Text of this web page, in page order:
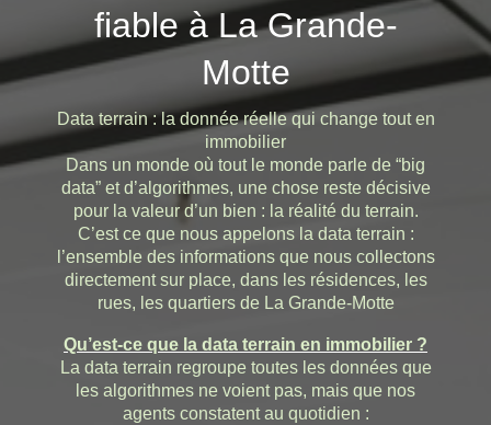
fiable à La Grande-
Motte
Data terrain : la donnée réelle qui change tout en
immobilier
Dans un monde où tout le monde parle de “big
data” et d’algorithmes, une chose reste décisive
pour la valeur d’un bien : la réalité du terrain.
C’est ce que nous appelons la data terrain :
l’ensemble des informations que nous collectons
directement sur place, dans les résidences, les
rues, les quartiers de La Grande-Motte
Qu’est-ce que la data terrain en immobilier ?
La data terrain regroupe toutes les données que
les algorithmes ne voient pas, mais que nos
agents constatent au quotidien :